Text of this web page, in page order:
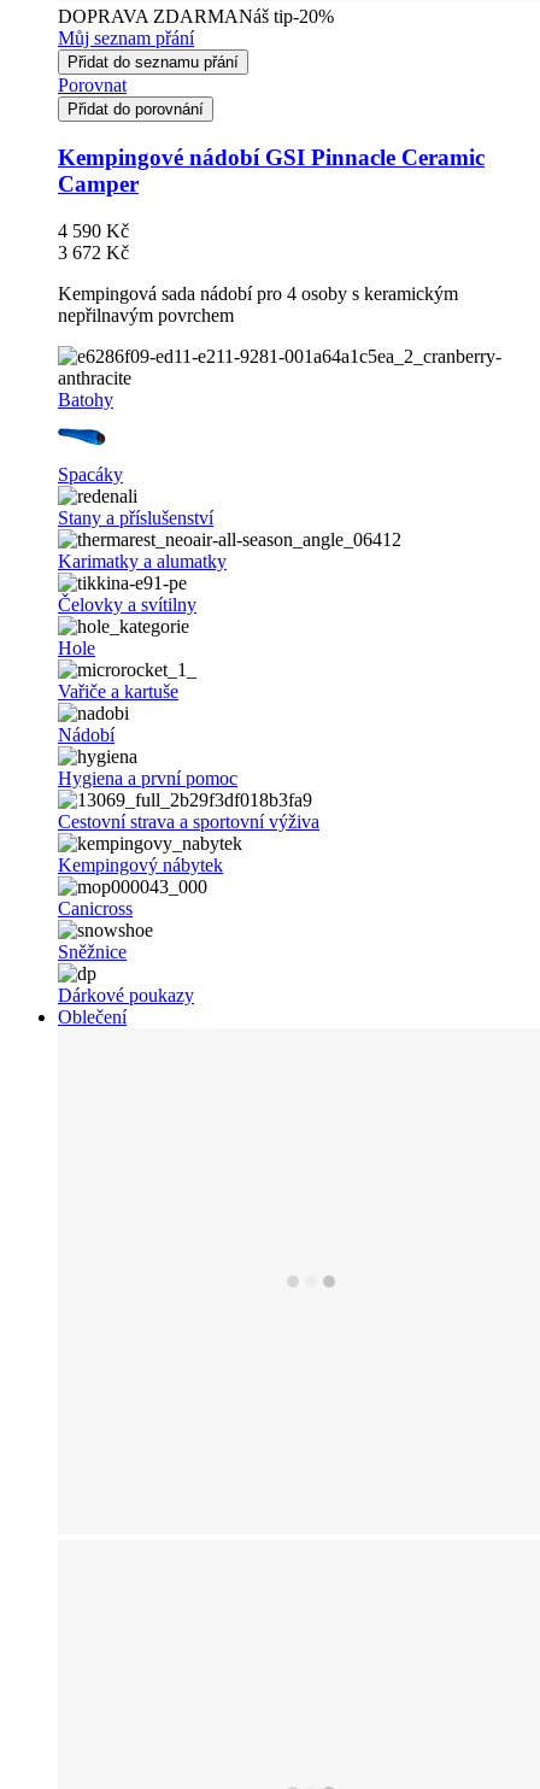
DOPRAVA ZDARMANáš tip-20%
Můj seznam přání
Přidat do seznamu přání
Porovnat
Přidat do porovnání
Kempingové nádobí GSI Pinnacle Ceramic
Camper
4 590 Kč
3 672 Kč
Kempingová sada nádobí pro 4 osoby s keramickým
nepřilnavým povrchem
Batohy
Spacáky
Stany a příslušenství
Karimatky a alumatky
Čelovky a svítilny
Hole
Vařiče a kartuše
Nádobí
Hygiena a první pomoc
Cestovní strava a sportovní výživa
Kempingový nábytek
Canicross
Sněžnice
Dárkové poukazy
Oblečení